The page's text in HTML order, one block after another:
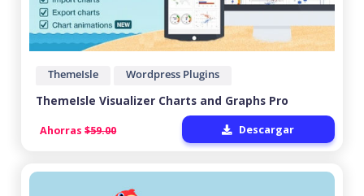
ThemeIsle Wordpress Plugins
ThemeIsle Visualizer Charts and Graphs Pro
Ahorras$59.00 Descargar